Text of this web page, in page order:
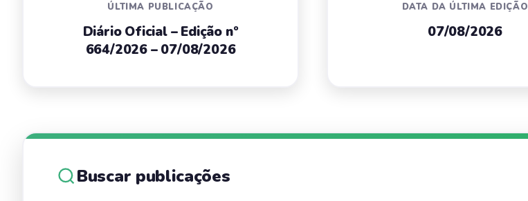
ÚLTIMA PUBLICAÇÃO
Diário Oficial – Edição nº
664/2026 – 07/08/2026
DATA DA ÚLTIMA EDIÇÃO
07/08/2026
Buscar publicações